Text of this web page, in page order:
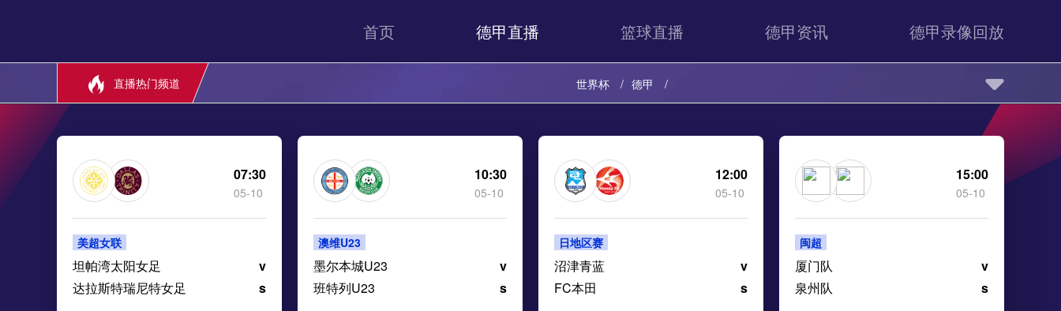
首页 德甲直播 篮球直播 德甲资讯 德甲录像回放
直播热门频道 世界杯 德甲
07:30
05-10
美超女联
坦帕湾太阳女足
v
达拉斯特瑞尼特女足
s
10:30
05-10
澳维U23
墨尔本城U23
v
班特列U23
s
12:00
05-10
日地区赛
沼津青蓝
v
FC本田
s
15:00
05-10
闽超
厦门队
v
泉州队
s